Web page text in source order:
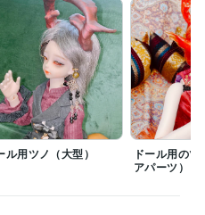
スピリチュアル
人形 ドール ぬいぐるみ
物
モデリング　オリジナルパーツ
Zbrush
ル用ツノ（大型）
ドール用の
アパーツ）